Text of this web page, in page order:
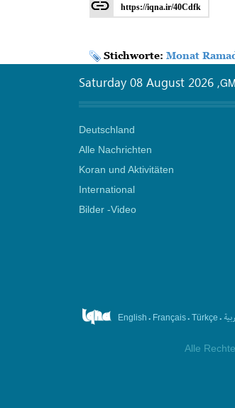
https://iqna.ir/40Cdfk
Stichworte: Monat
Saturday 08 August 2026 ,
Deutschland
Alle Nachrichten
Koran und Aktivitäten
International
Bilder -Video
English . Français. Türkçe .
Alle